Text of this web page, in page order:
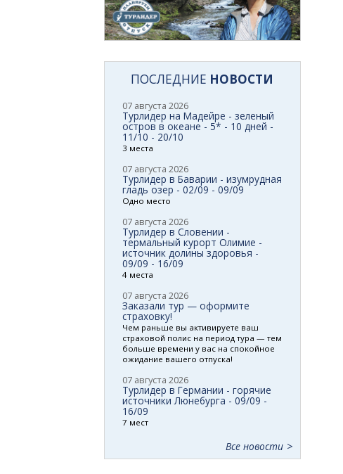
ПОСЛЕДНИЕ НОВОСТИ
07 августа 2026
Турлидер на Мадейре - зеленый
остров в океане - 5* - 10 дней -
11/10 - 20/10
3 места
07 августа 2026
Турлидер в Баварии - изумрудная
гладь озер - 02/09 - 09/09
Одно место
07 августа 2026
Турлидер в Словении -
термальный курорт Олимие -
источник долины здоровья -
09/09 - 16/09
4 места
07 августа 2026
Заказали тур — оформите
страховку!
Чем раньше вы активируете ваш
страховой полис на период тура — тем
больше времени у вас на спокойное
ожидание вашего отпуска!
07 августа 2026
Турлидер в Германии - горячие
источники Люнебурга - 09/09 -
16/09
7 мест
Все новости